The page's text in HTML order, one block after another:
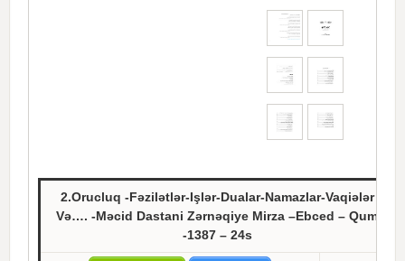
2.Orucluq -Fəzilətlər-Işlər-Dualar-Namazlar-Vaqiələr
Və…. -Məcid Dastani Zərnəqiye Mirza –Ebced – Qum
-1387 – 24s